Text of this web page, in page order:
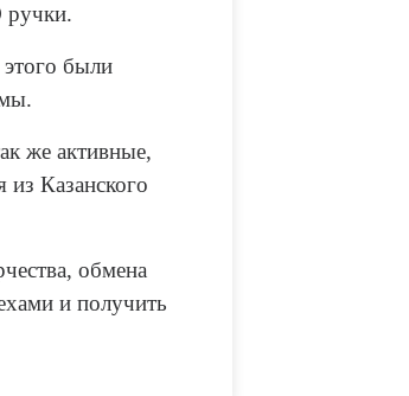
ручки.
этого были
же активные,
Казанского
обмена
и получить